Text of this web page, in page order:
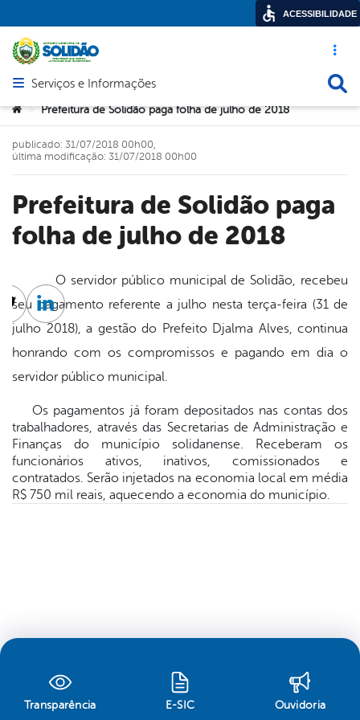
Acesso
Abrir menu principal de navegação
Serviços e Informações
Você está aqui:
> Prefeitura de Solidão paga folha de julho de 2018
Prefeitura de Solidão paga
folha de julho de 2018
publicado: 31/07/2018 00h00,
última modificação: 31/07/2018 00h00
O servidor público municipal de Solidão, recebeu
seu pagamento referente a julho nesta terça-feira (31 de
julho 2018), a gestão do Prefeito Djalma Alves, continua
honrando com os compromissos e pagando em dia o
servidor público municipal.
Os pagamentos já foram depositados nas contas dos
trabalhadores, através das Secretarias de Administração e
Finanças do município solidanense. Receberam os
funcionários ativos, inativos, comissionados e
contratados. Serão injetados na economia local em média
R$ 750 mil reais, aquecendo a economia do município.
TwitterLinkedin
Transparência E-SIC Ouvidoria
ACESSIBILIDADE